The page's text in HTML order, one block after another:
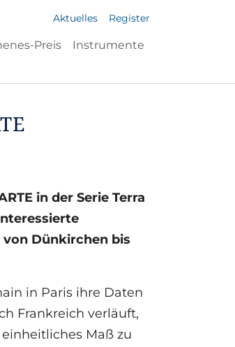
Aktuelles Register
Preis Instrumente
in der Serie Terra
von Dünkirchen bis
in Paris ihre Daten
Frankreich verläuft,
Maß zu